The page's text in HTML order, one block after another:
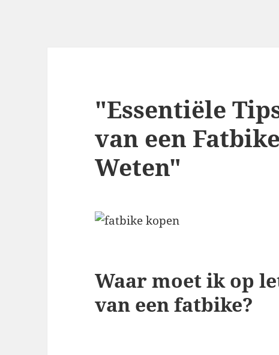
"Essentiële
van een
Weten"
Waar moet ik op
van een fatbike?